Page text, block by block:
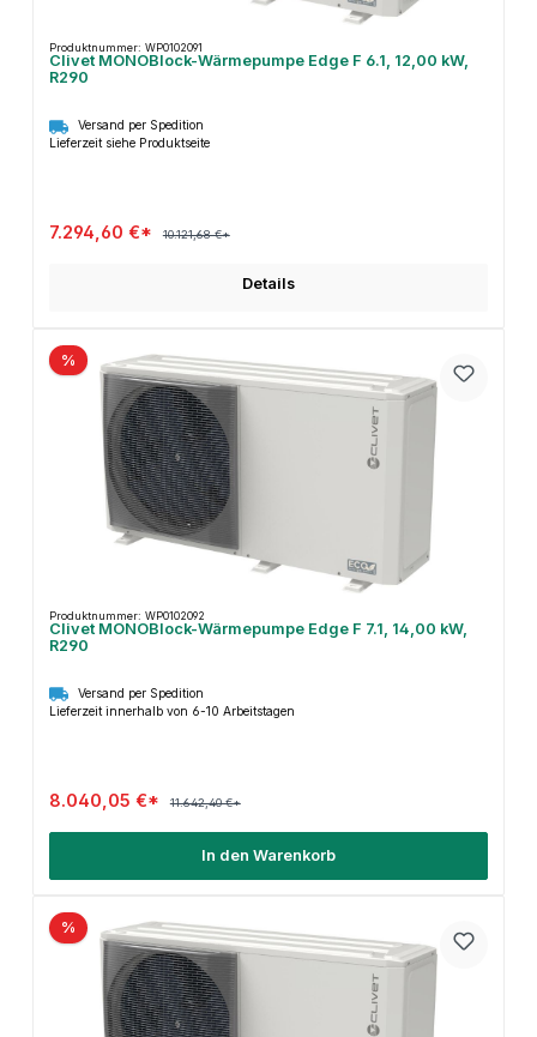
Produktnummer: WP0102091
Clivet MONOBlock-Wärmepumpe Edge F 6.1, 12,00 kW,
R290
Versand per Spedition
Lieferzeit siehe Produktseite
7.294,60 €* 10.121,68 €*
Details
%
Produktnummer: WP0102092
Clivet MONOBlock-Wärmepumpe Edge F 7.1, 14,00 kW,
R290
Versand per Spedition
Lieferzeit innerhalb von 6-10 Arbeitstagen
8.040,05 €* 11.642,40 €*
In den Warenkorb
%